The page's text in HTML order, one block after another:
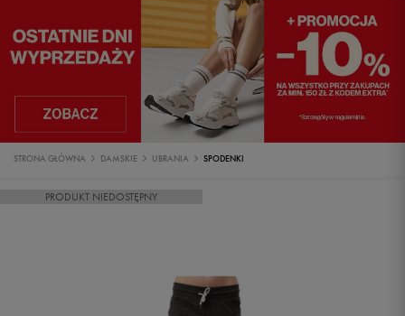
STRONA GŁÓWNA DAMSKIE UBRANIA SPODENKI
PRODUKT NIEDOSTĘPNY